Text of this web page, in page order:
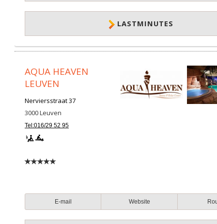
LASTMINUTES
AQUA HEAVEN
LEUVEN
Nerviersstraat 37
3000Leuven
Tel:016/29 52 95
E-mail Website